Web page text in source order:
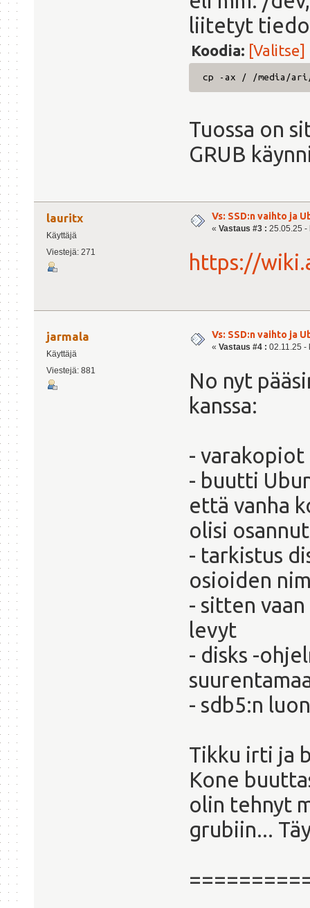
liitetyt
Koodia: [Valitse]
cp -ax / /media/ari/
Tuossa on
GRUB
lauritx
Käyttäjä
Viestejä: 271
Vs: SSD:n vaihto ja
« Vastaus #3 : 25.05.25 -
https://
jarmala
Käyttäjä
Viestejä: 881
Vs: SSD:n vaihto ja
« Vastaus #4 : 02.11.25 -
No nyt
kanssa:
-
- buutti
että vanha
olisi
- tarkistus
osioiden
- sitten
levyt
- disks -
- sdb5:n
Tikku irti ja
Kone
olin tehnyt
grubiin...